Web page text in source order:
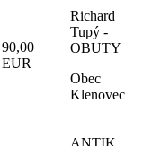
90,00
EUR
Richard
Tupý -
OBUTY
Obec
Klenovec
ANTIK